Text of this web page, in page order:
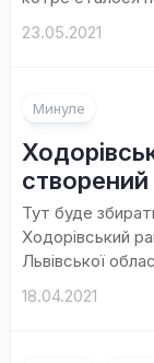
23.05.2021
Минуле
створений
Тут буде
Ходорівський
Львівської
18.04.2021